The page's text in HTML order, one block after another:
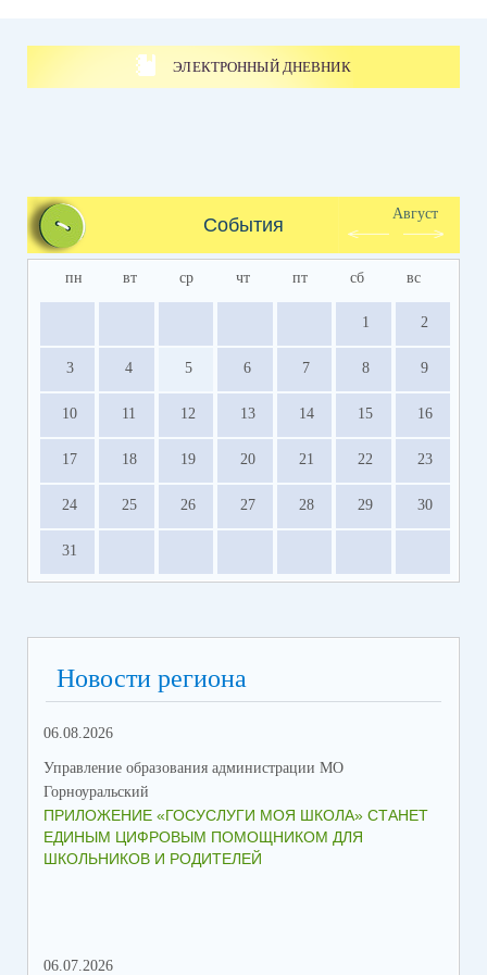
ЭЛЕКТРОННЫЙ ДНЕВНИК
События
Август
пн вт ср чт пт сб вс
1 2
3 4 5 6 7 8 9
10 11 12 13 14 15 16
17 18 19 20 21 22 23
24 25 26 27 28 29 30
31
Новости региона
06.08.2026
Управление образования администрации МО
Горноуральский
ПРИЛОЖЕНИЕ «ГОСУСЛУГИ МОЯ ШКОЛА» СТАНЕТ
ЕДИНЫМ ЦИФРОВЫМ ПОМОЩНИКОМ ДЛЯ
ШКОЛЬНИКОВ И РОДИТЕЛЕЙ
06.07.2026